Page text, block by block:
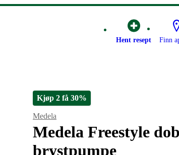
Hent resept Finn
Kjøp 2 få 30%
Merke:
Medela
Medela Freestyle
brystpumpe